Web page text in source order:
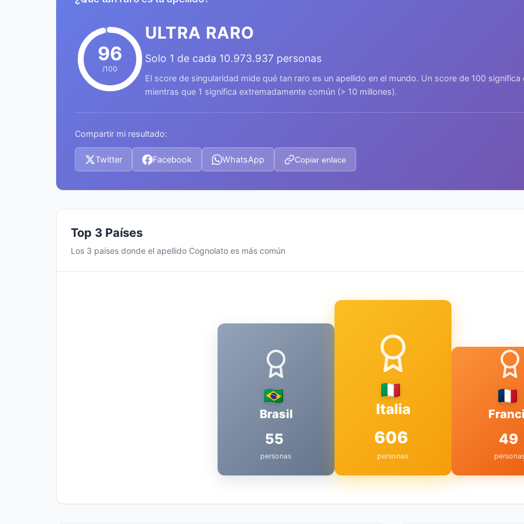
96
/100
ULTRA RARO
Solo 1 de cada 10.973.937 personas
El score de singularidad mide qué tan raro es un apellido en el mundo. Un score de 100
mientras que 1 significa extremadamente común (> 10 millones).
Compartir mi resultado:
Twitter Facebook WhatsApp Copiar enlace
Top 3 Países
Los 3 países donde el apellido Cognolato es más común
Brasil
55
personas
Italia
606
personas
49